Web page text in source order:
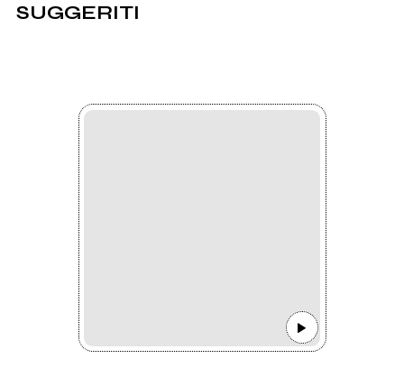
SUGGERITI